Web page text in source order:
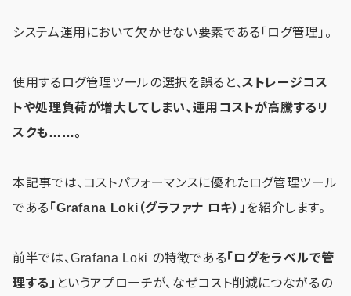
システム運用において欠かせない要素である「ログ管理」。
使用するログ管理ツールの選択を誤ると、ストレージコス
トや処理負荷が増大してしまい、運用コストが高騰するリ
スクも……。
本記事では、コストパフォーマンスに優れたログ管理ツール
である 「Grafana Loki（グラファナ ロキ）」を紹介します。
前半では、Grafana Loki の特徴である「ログをラベルで管
理する」 というアプローチが、なぜコスト削減につながるの